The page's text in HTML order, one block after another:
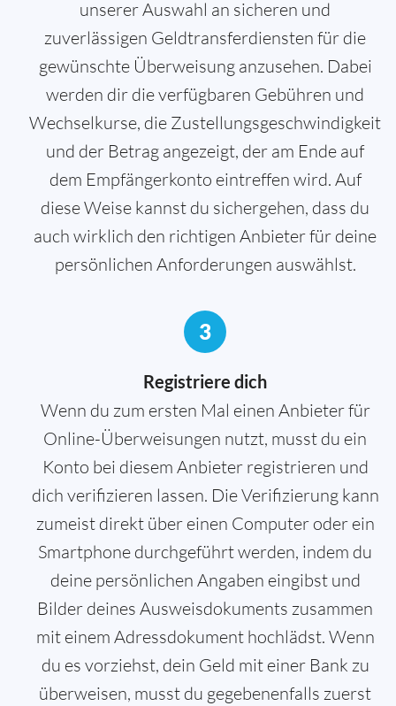
unserer Auswahl an sicheren und
zuverlässigen Geldtransferdiensten für die
gewünschte Überweisung anzusehen. Dabei
werden dir die verfügbaren Gebühren und
Wechselkurse, die Zustellungsgeschwindigkeit
und der Betrag angezeigt, der am Ende auf
dem Empfängerkonto eintreffen wird. Auf
diese Weise kannst du sichergehen, dass du
auch wirklich den richtigen Anbieter für deine
persönlichen Anforderungen auswählst.
3
Registriere dich
Wenn du zum ersten Mal einen Anbieter für
Online-Überweisungen nutzt, musst du ein
Konto bei diesem Anbieter registrieren und
dich verifizieren lassen. Die Verifizierung kann
zumeist direkt über einen Computer oder ein
Smartphone durchgeführt werden, indem du
deine persönlichen Angaben eingibst und
Bilder deines Ausweisdokuments zusammen
mit einem Adressdokument hochlädst. Wenn
du es vorziehst, dein Geld mit einer Bank zu
überweisen, musst du gegebenenfalls zuerst